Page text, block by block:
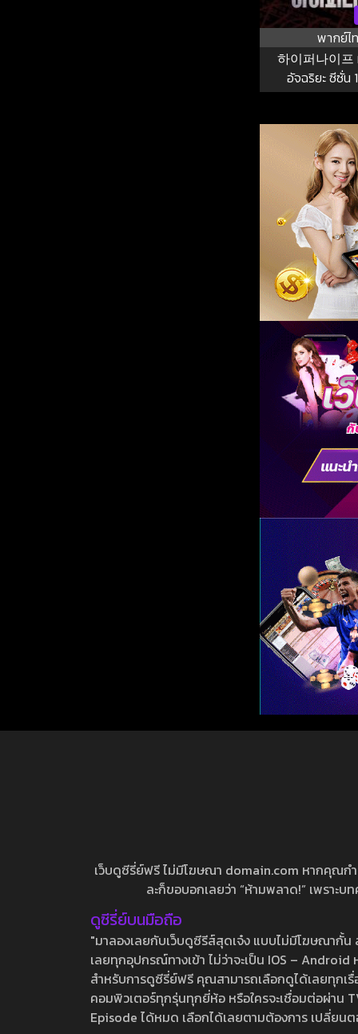
พากย์ไ
하이퍼나이프
อัจฉริยะ ซีซั่น
เว็บดูซีรี่ย์ฟรี ไม่มีโฆษณา domain.com หากคุณก
ละก็ขอบอกเลยว่า “ห้ามพลาด!” เพราะ
ดูซีรี่ย์บนมือถือ
"มาลองเลยกับเว็บดูซีรีส์สุดเจ๋ง แบบไม่มีโฆษณากั้
เลยทุกอุปกรณ์ทางเข้า ไม่ว่าจะเป็น IOS –
สำหรับการดูซีรี่ย์ฟรี คุณสามารถเลือกดูได้เลยทุกเ
คอมพิวเตอร์ทุกรุ่นทุกยี่ห้อ หรือใครจะเชื่อมต่อผ่าน
Episode ได้หมด เลือกได้เลยตามต้องการ เปลี่ยน